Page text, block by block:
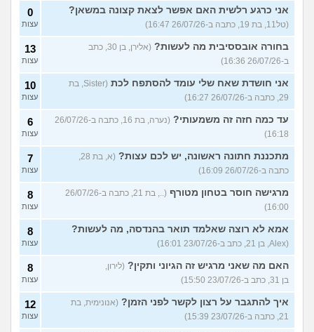
אני כרגע רלשית האם אפשר לצאת קצונה במשאן?
(טל11, בת 19, כתבה ב-26/07/26 16:47)
0
עצות
בחורה אובססיבית מה לעשות?
(אלירן, בן 30, כתב
ב-26/07/26 16:36)
13
עצות
אני חושדת שאח שלי עומד להסתפח לכת
(Sister, בת
29, כתבה ב-26/07/26 16:27)
10
עצות
עד כמה חזה זה משמעותי?
(נערה, בת 16, כתבה ב-26/07/26
16:18)
6
עצות
מתכננת חתונה ראשונה, יש לכם עצות?
(א, בת 28,
כתבה ב-26/07/26 16:09)
7
עצות
מרגישה חוסר בטחון מטורף
(.., בת 21, כתבה ב-26/07/26
16:00)
8
עצות
אמא לא רוצה שאלמד תואר בהנדסה, מה לעשות?
(Alex, בן 21, כתב ב-23/07/26 16:01)
8
עצות
האם מה שאני מרגיש זה הגיוני ותקין? (לירון,
בן 31, כתב ב-23/07/26 15:50)
8
עצות
איך להתגבר על רצון לקשר לפני הזמן? (אנונימית, בת
21, כתבה ב-23/07/26 15:39)
12
עצות